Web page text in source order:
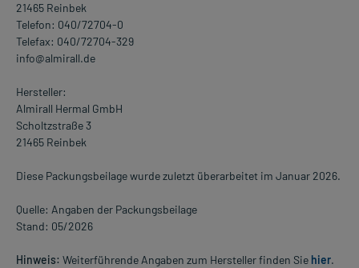
21465 Reinbek
Telefon: 040/72704-0
Telefax: 040/72704-329
info@almirall.de
Hersteller:
Almirall Hermal GmbH
Scholtzstraße 3
21465 Reinbek
Diese Packungsbeilage wurde zuletzt überarbeitet im Januar 2026.
Quelle: Angaben der Packungsbeilage
Stand: 05/2026
Hinweis: Weiterführende Angaben zum Hersteller finden Sie hier.